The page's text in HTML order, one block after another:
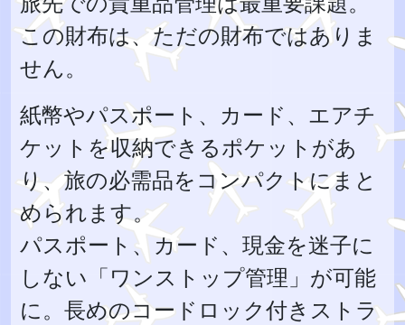
この財布は、ただの財布ではありま
せん。
紙幣やパスポート、カード、エアチ
ケットを収納できるポケットがあ
り、旅の必需品をコンパクトにまと
められます。
パスポート、カード、現金を迷子に
しない「ワンストップ管理」が可能
に。長めのコードロック付きストラ